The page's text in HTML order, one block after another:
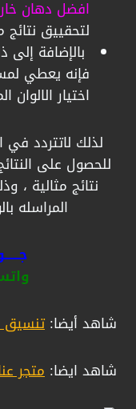
افضل دهان
لتحقييق نتائج
بالإضافة
فإنه يعطي
اختيار الالوان
لذلك لاتتردد في
للحصول على
نتائج مثالية ،
المراسله
شاهد أيضا: تنسيق
شاهد ايضا: متجر